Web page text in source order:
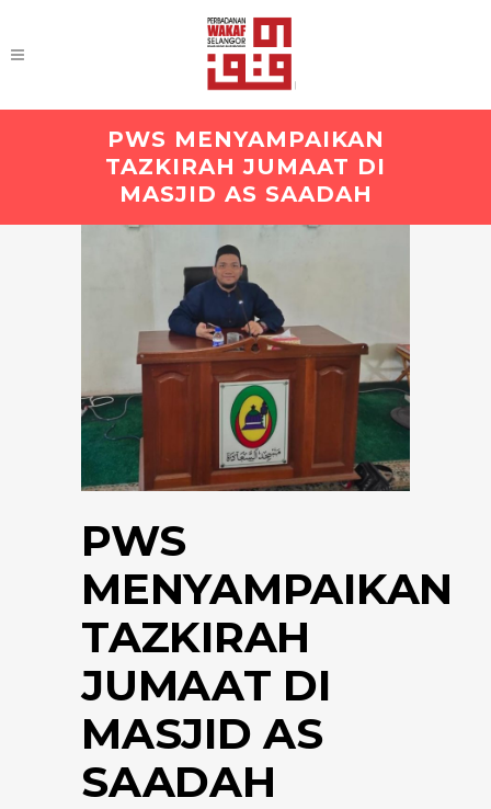
PWS MENYAMPAIKAN
TAZKIRAH JUMAAT DI
MASJID AS SAADAH
PWS
MENYAMPAIKAN
TAZKIRAH
JUMAAT DI
MASJID AS
SAADAH